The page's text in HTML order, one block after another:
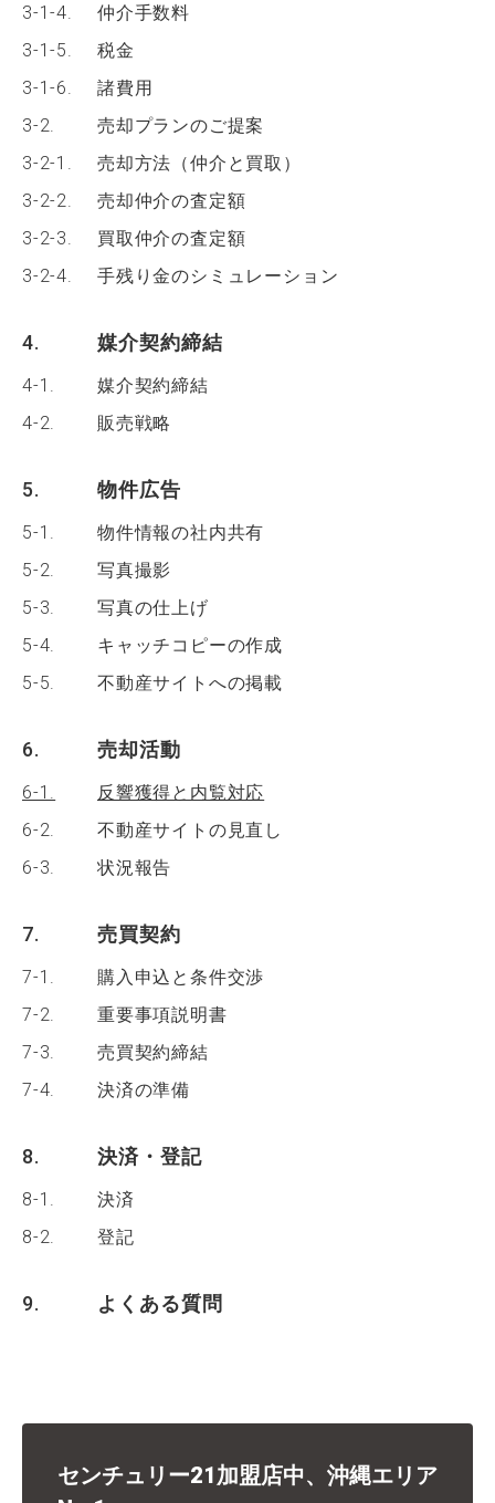
3-1-4.
仲介手数料
3-1-5.
税金
3-1-6.
諸費用
3-2.
売却プランのご提案
3-2-1.
売却方法（仲介と買取）
3-2-2.
売却仲介の査定額
3-2-3.
買取仲介の査定額
3-2-4.
手残り金のシミュレーション
4. 媒介契約締結
4-1.
媒介契約締結
4-2.
販売戦略
5. 物件広告
5-1.
物件情報の社内共有
5-2.
写真撮影
5-3.
写真の仕上げ
5-4.
キャッチコピーの作成
5-5.
不動産サイトへの掲載
6. 売却活動
6-1.
反響獲得と内覧対応
6-2.
不動産サイトの見直し
6-3.
状況報告
7. 売買契約
7-1.
購入申込と条件交渉
7-2.
重要事項説明書
7-3.
売買契約締結
7-4.
決済の準備
8. 決済・登記
8-1.
決済
8-2.
登記
9. よくある質問
センチュリー21加盟店中、沖縄エリア